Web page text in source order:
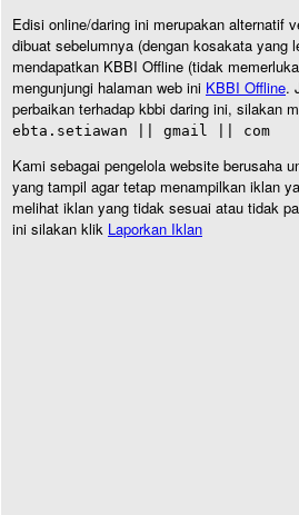
Edisi online/daring ini merupakan alternatif
dibuat sebelumnya (dengan kosakata yang
mendapatkan KBBI Offline (tidak
mengunjungi halaman web ini KBBI Offline.
perbaikan terhadap kbbi daring ini, silakan
ebta.setiawan || gmail || com
Kami sebagai pengelola website berusaha
yang tampil agar tetap menampilkan iklan
melihat iklan yang tidak sesuai atau tidak
ini silakan klik Laporkan Iklan